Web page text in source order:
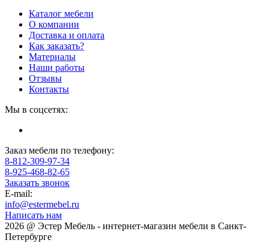
Каталог мебели
О компании
Доставка и оплата
Как заказать?
Материалы
Наши работы
Отзывы
Контакты
Мы в соцсетях:
Заказ мебели по телефону:
8-812-309-97-34
8-925-468-82-65
Заказать звонок
E-mail:
info@estermebel.ru
Написать нам
2026 @ Эстер Мебель - интернет-магазин мебели в Санкт-
Петербурге